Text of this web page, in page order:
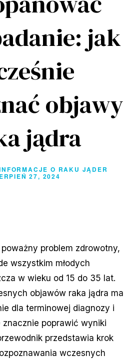
jak
objawy
jądra
O RAKU JĄDER
27, 2024
problem zdrowotny,
wszystkim młodych
w wieku od 15 do 35 lat.
objawów raka jądra ma
dla terminowej diagnozy i
znacznie poprawić wyniki
przedstawia krok
wczesnych